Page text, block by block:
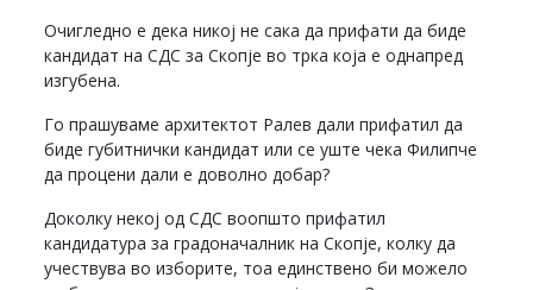
Очигледно е дека никој не сака да прифати да биде
кандидат на СДС за Скопје во трка која е однапред
изгубена.
Го прашуваме архитектот Ралев дали прифатил да
биде губитнички кандидат или се уште чека Филипче
да процени дали е доволно добар?
Доколку некој од СДС воопшто прифатил
кандидатура за градоначалник на Скопје, колку да
учествува во изборите, тоа единствено би можело